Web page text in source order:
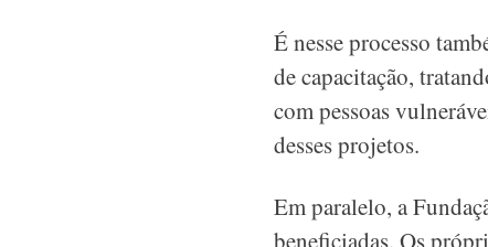
É nesse processo
de capacitação,
com pessoas
desses projetos.
Em paralelo, a
beneficiadas. Os